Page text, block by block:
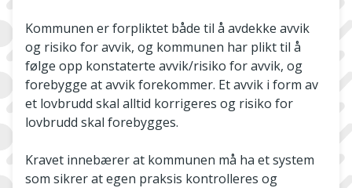
Kommunen er forpliktet både til å avdekke avvik
og risiko for avvik, og kommunen har plikt til å
følge opp konstaterte avvik/risiko for avvik, og
forebygge at avvik forekommer. Et avvik i form av
et lovbrudd skal alltid korrigeres og risiko for
lovbrudd skal forebygges.
Kravet innebærer at kommunen må ha et system
som sikrer at egen praksis kontrolleres og